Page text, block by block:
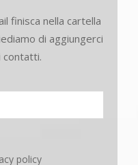
finisca nella cartella
di aggiungerci
contatti.
policy